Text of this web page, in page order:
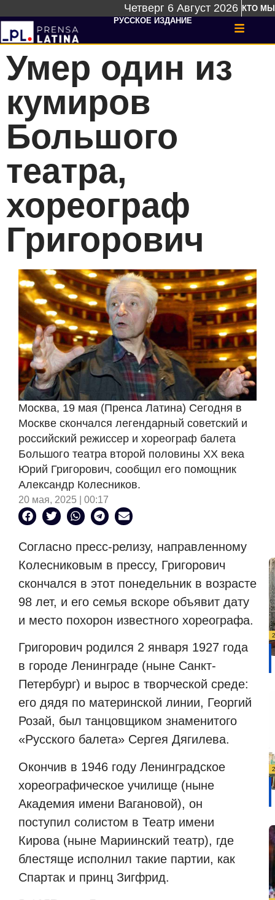
Четверг 6 Август 2026 КТО МЫ
РУССКОЕ ИЗДАНИЕ
Умер один из
кумиров
Большого
театра,
хореограф
Григорович
Москва, 19 мая (Пренса Латина) Сегодня в
Москве скончался легендарный советский и
российский режиссер и хореограф балета
Большого театра второй половины XX века
Юрий Григорович, сообщил его помощник
Александр Колесников.
20 мая, 2025 | 00:17
Согласно пресс-релизу, направленному
Колесниковым в прессу, Григорович
скончался в этот понедельник в возрасте
98 лет, и его семья вскоре объявит дату
и место похорон известного хореографа.
Григорович родился 2 января 1927 года
в городе Ленинграде (ныне Санкт-
Петербург) и вырос в творческой среде:
его дядя по материнской линии, Георгий
Розай, был танцовщиком знаменитого
«Русского балета» Сергея Дягилева.
Окончив в 1946 году Ленинградское
хореографическое училище (ныне
Академия имени Вагановой), он
поступил солистом в Театр имени
Кирова (ныне Мариинский театр), где
блестяще исполнил такие партии, как
Спартак и принц Зигфрид.